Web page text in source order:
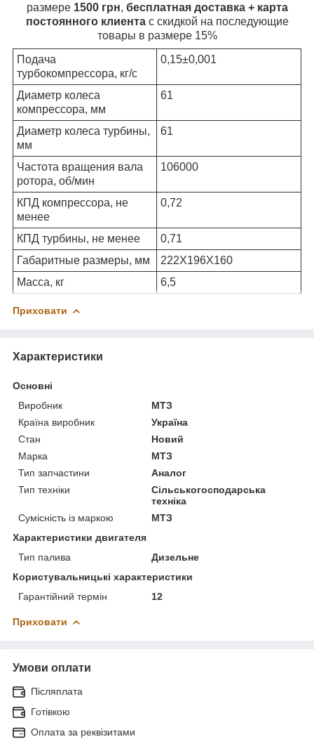
размере 1500 грн, бесплатная доставка + карта
постоянного клиентас скидкой на последующие
товары в размере 15%
Подача
турбокомпрессора, кг/с
0,15±0,001
Диаметр колеса
компрессора, мм
61
Диаметр колеса турбины,
мм
61
Частота вращения вала
ротора, об/мин
106000
КПД компрессора, не
менее
0,72
КПД турбины, не менее
0,71
Габаритные размеры, мм
222X196X160
Масса, кг
6,5
Приховати
Характеристики
Основні
Виробник
МТЗ
Країна виробник
Україна
Стан
Новий
Марка
МТЗ
Тип запчастини
Аналог
Тип техніки
Сільськогосподарська
техніка
Сумісність із маркою
МТЗ
Характеристики двигателя
Тип палива
Дизельне
Користувальницькі характеристики
Гарантійний термін
12
Приховати
Умови оплати
Післяплата
Готівкою
Оплата за реквізитами